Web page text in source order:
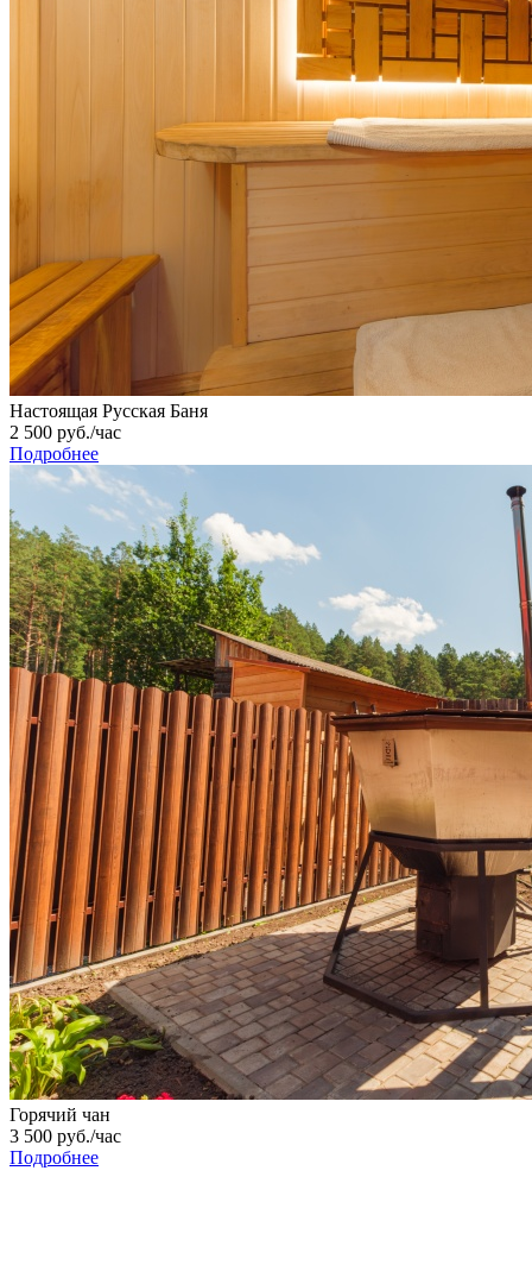
Настоящая Русская Баня
2 500 руб./час
Подробнее
Горячий чан
3 500 руб./час
Подробнее